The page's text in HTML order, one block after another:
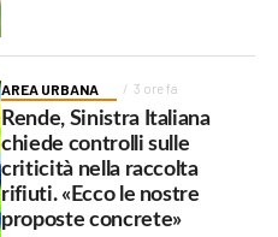
AREA URBANA 3 ore fa
Rende, Sinistra Italiana
chiede controlli sulle
criticità nella raccolta
rifiuti. «Ecco le nostre
proposte concrete»